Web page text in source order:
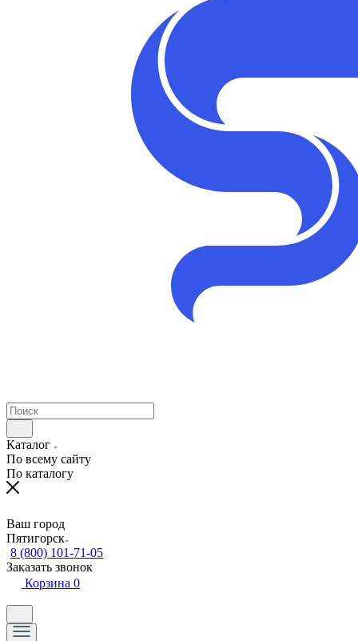
Каталог
По всему сайту
По каталогу
Ваш город
Пятигорск
8 (800) 101-71-05
Заказать звонок
Корзина 0